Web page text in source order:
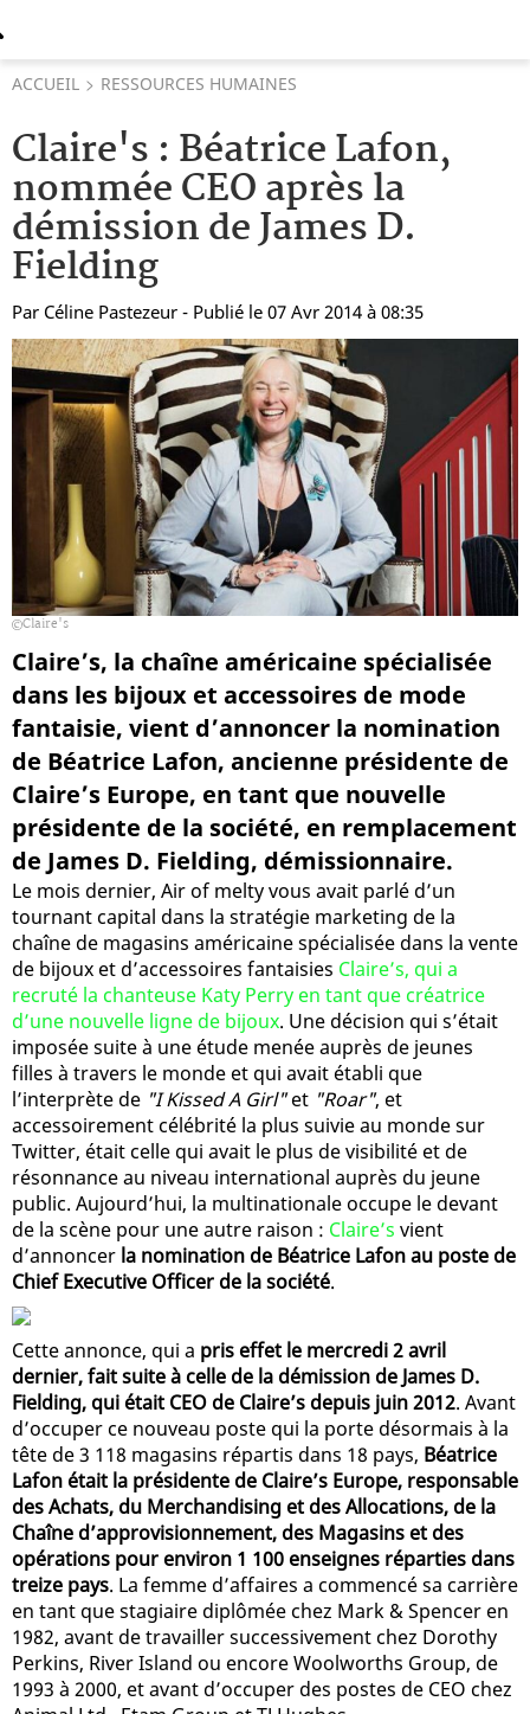
ACCUEIL RESSOURCES HUMAINES
Claire's : Béatrice Lafon,
nommée CEO après la
démission de James D.
Fielding
Par Céline Pastezeur - Publié le 07 Avr 2014 à 08:35
Claire's
Claire’s, la chaîne américaine spécialisée
dans les bijoux et accessoires de mode
fantaisie, vient d’annoncer la nomination
de Béatrice Lafon, ancienne présidente de
Claire’s Europe, en tant que nouvelle
présidente de la société, en remplacement
de James D. Fielding, démissionnaire.
Le mois dernier, Air of melty vous avait parlé d’un
tournant capital dans la stratégie marketing de la
chaîne de magasins américaine spécialisée dans la vente
de bijoux et d’accessoires fantaisies Claire’s, qui a
recruté la chanteuse Katy Perry en tant que créatrice
d’une nouvelle ligne de bijoux. Une décision qui s’était
imposée suite à une étude menée auprès de jeunes
filles à travers le monde et qui avait établi que
l’interprète de "I Kissed A Girl"et "Roar", et
accessoirement célébrité la plus suivie au monde sur
Twitter, était celle qui avait le plus de visibilité et de
résonnance au niveau international auprès du jeune
public. Aujourd’hui, la multinationale occupe le devant
de la scène pour une autre raison : Claire’s vient
d’annoncer la nomination de Béatrice Lafon au poste de
Chief Executive Officer de la société.
Cette annonce, qui a pris effet le mercredi 2 avril
dernier, fait suite à celle de la démission de James D.
Fielding, qui était CEO de Claire’s depuis juin 2012. Avant
d’occuper ce nouveau poste qui la porte désormais à la
tête de 3 118 magasins répartis dans 18 pays, Béatrice
Lafon était la présidente de Claire’s Europe, responsable
des Achats, du Merchandising et des Allocations, de la
Chaîne d’approvisionnement, des Magasins et des
opérations pour environ 1 100 enseignes réparties dans
treize pays. La femme d’affaires a commencé sa carrière
en tant que stagiaire diplômée chez Mark & Spencer en
1982, avant de travailler successivement chez Dorothy
Perkins, River Island ou encore Woolworths Group, de
1993 à 2000, et avant d’occuper des postes de CEO chez